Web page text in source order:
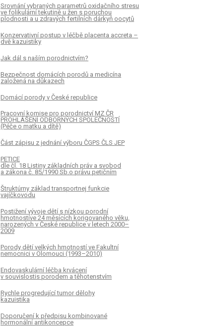
Srovnání vybraných parametrů oxidačního stresu
ve folikulární tekutině u žen s poruchou
plodnosti a u zdravých fertilních dárkyň oocytů
Konzervativní postup v léčbě placenta accreta –
dvě kazuistiky
Jak dál s naším porodnictvím?
Bezpečnost domácích porodů a medicína
založená na důkazech
Domácí porody v České republice
Pracovní komise pro porodnictví MZ ČR
PROHLÁŠENÍ ODBORNÝCH SPOLEČNOSTÍ
(Péče o matku a dítě)
Část zápisu z jednání výboru ČGPS ČLS JEP
PETICE
dle čl. 18 Listiny základních práv a svobod
a zákona č. 85/1990 Sb.o právu petičním
Štruktúrny základ transportnej funkcie
vajíčkovodu
Postižení vývoje dětí s nízkou porodní
hmotnostíve 24 měsících korigovaného věku,
narozených v České republice v letech 2000–
2009
Porody dětí velkých hmotností ve Fakultní
nemocnici v Olomouci (1993–2010)
Endovaskulární léčba krvácení
v souvislostis porodem a těhotenstvím
Rychle progredující tumor dělohy
kazuistika
Doporučení k předpisu kombinované
hormonální antikoncepce